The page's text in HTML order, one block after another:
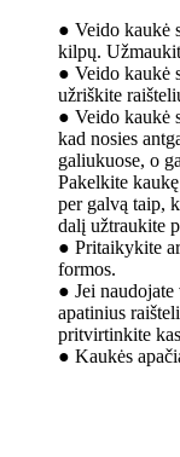
● Veido kaukė
kilpų.
● Veido kaukė
užriškite
● Veido kaukė
kad nosies
galiukuose, o
Pakelkite
per galvą taip,
dalį užtraukite
● Pritaikykite
formos.
● Jei
apatinius
pritvirtinkite
● Kaukės